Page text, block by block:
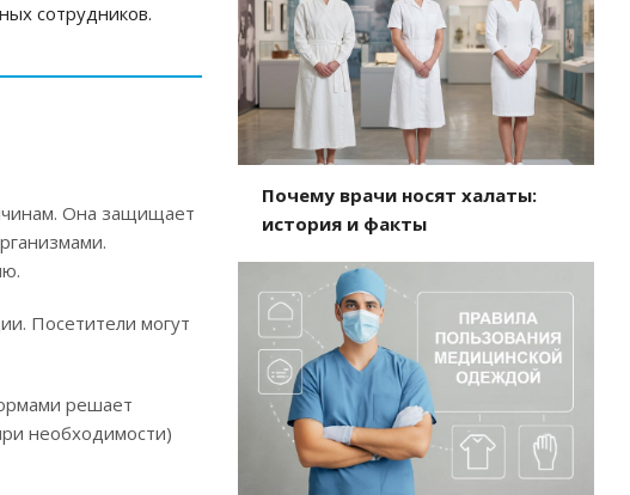
сотрудников.
Она защищает
Посетители могут
решает
необходимости)
Почему врачи носят халаты:
история и факты